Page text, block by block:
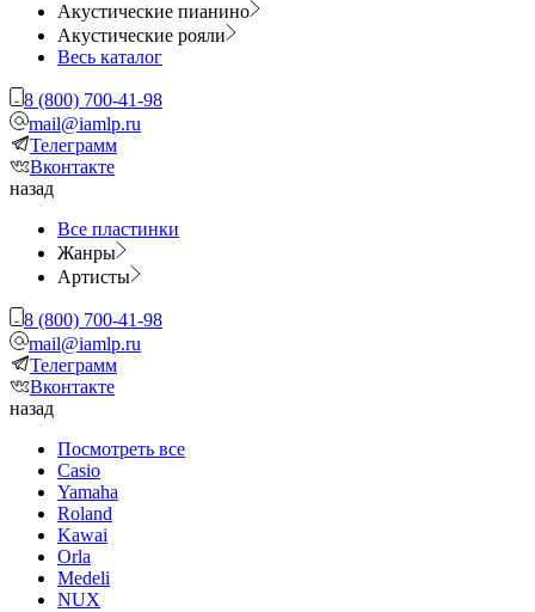
Акустические пианино
Акустические рояли
Весь каталог
8 (800) 700-41-98
mail@iamlp.ru
Телеграмм
Вконтакте
назад
Все пластинки
Жанры
Артисты
8 (800) 700-41-98
mail@iamlp.ru
Телеграмм
Вконтакте
назад
Посмотреть все
Casio
Yamaha
Roland
Kawai
Orla
Medeli
NUX